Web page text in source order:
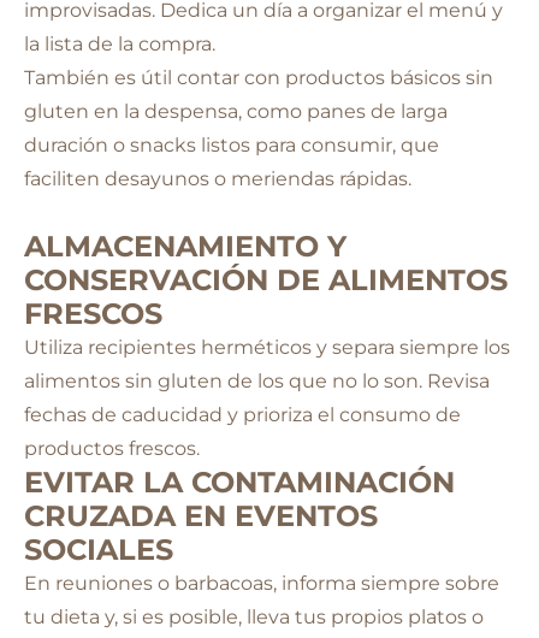
improvisadas. Dedica un día a organizar el menú y
la lista de la compra.
También es útil contar con productos básicos sin
gluten en la despensa, como panes de larga
duración o snacks listos para consumir, que
faciliten desayunos o meriendas rápidas.
ALMACENAMIENTO Y
CONSERVACIÓN DE ALIMENTOS
FRESCOS
Utiliza recipientes herméticos y separa siempre los
alimentos sin gluten de los que no lo son. Revisa
fechas de caducidad y prioriza el consumo de
productos frescos.
EVITAR LA CONTAMINACIÓN
CRUZADA EN EVENTOS
SOCIALES
En reuniones o barbacoas, informa siempre sobre
tu dieta y, si es posible, lleva tus propios platos o